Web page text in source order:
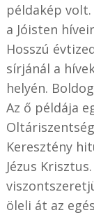
példakép
a Jóisten
Hosszú
sírjánál a
helyén.
Az ő példája
Keresztény
Jézus
öleli át az